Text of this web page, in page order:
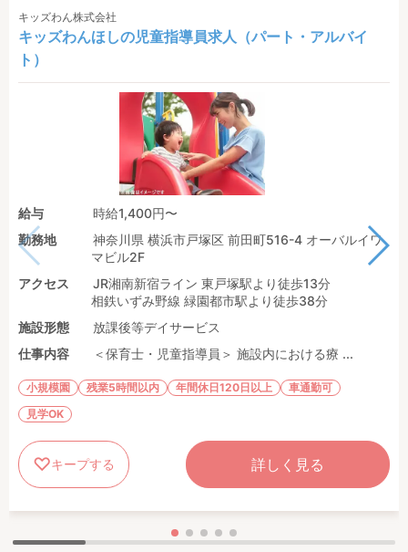
キッズわん株式会社
キッズわんほしの児童指導員求人（パート・アルバイ
ト）
給与
時給1,400円〜
勤務地
神奈川県 横浜市戸塚区 前田町516-4 オーバルイワ
マビル2F
アクセス
JR湘南新宿ライン 東戸塚駅より徒歩13分
相鉄いずみ野線 緑園都市駅より徒歩38分
施設形態
放課後等デイサービス
仕事内容
＜保育士・児童指導員＞ 施設内における療 ...
小規模園 残業5時間以内 年間休日120日以上
車通勤可
見学OK
キープする 詳しく見る